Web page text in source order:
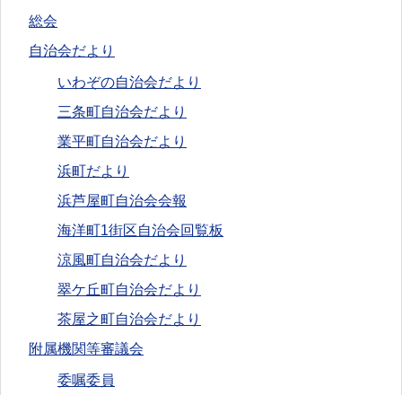
総会
自治会だより
いわぞの自治会だより
三条町自治会だより
業平町自治会だより
浜町だより
浜芦屋町自治会会報
海洋町1街区自治会回覧板
涼風町自治会だより
翠ケ丘町自治会だより
茶屋之町自治会だより
附属機関等審議会
委嘱委員